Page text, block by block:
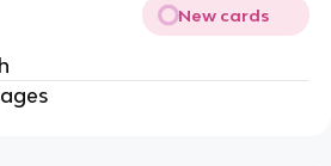
New cards